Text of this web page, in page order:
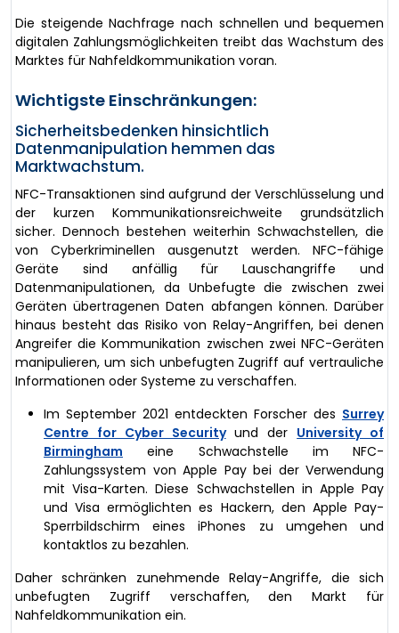
Die steigende Nachfrage nach schnellen und bequemen
digitalen Zahlungsmöglichkeiten treibt das Wachstum des
Marktes für Nahfeldkommunikation voran.
Wichtigste Einschränkungen:
Sicherheitsbedenken hinsichtlich
Datenmanipulation hemmen das
Marktwachstum.
NFC-Transaktionen sind aufgrund der Verschlüsselung und
der kurzen Kommunikationsreichweite grundsätzlich
sicher. Dennoch bestehen weiterhin Schwachstellen, die
von Cyberkriminellen ausgenutzt werden. NFC-fähige
Geräte sind anfällig für Lauschangriffe und
Datenmanipulationen, da Unbefugte die zwischen zwei
Geräten übertragenen Daten abfangen können. Darüber
hinaus besteht das Risiko von Relay-Angriffen, bei denen
Angreifer die Kommunikation zwischen zwei NFC-Geräten
manipulieren, um sich unbefugten Zugriff auf vertrauliche
Informationen oder Systeme zu verschaffen.
Im September 2021 entdeckten Forscher des Surrey
Centre for Cyber ​​Securityund der University of
Birmingham eine Schwachstelle im NFC-
Zahlungssystem von Apple Pay bei der Verwendung
mit Visa-Karten. Diese Schwachstellen in Apple Pay
und Visa ermöglichten es Hackern, den Apple Pay-
Sperrbildschirm eines iPhones zu umgehen und
kontaktlos zu bezahlen.
Daher schränken zunehmende Relay-Angriffe, die sich
unbefugten Zugriff verschaffen, den Markt für
Nahfeldkommunikation ein.